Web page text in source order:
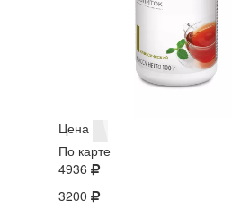
Цена
По карте
4936
3200